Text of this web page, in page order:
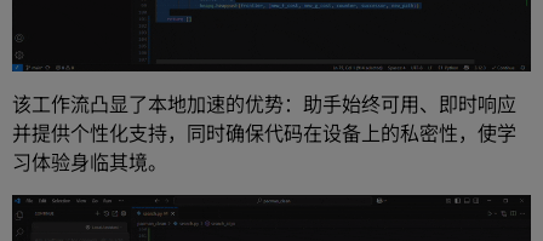
该工作流凸显了本地加速的优势：助手始终可用、即时响应
并提供个性化支持，同时确保代码在设备上的私密性，使学
习体验身临其境。